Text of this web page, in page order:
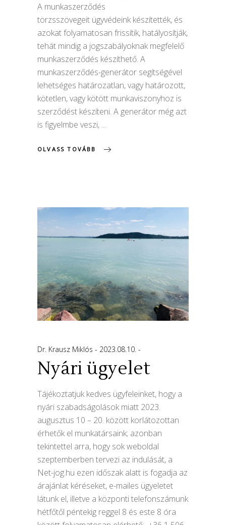
A munkaszerződés
törzsszövegeit ügyvédeink készítették, és
azokat folyamatosan frissítik, hatályosítják,
tehát mindig a jogszabályoknak megfelelő
munkaszerződés készíthető. A
munkaszerződés-generátor segítségével
lehetséges határozatlan, vagy határozott,
kötetlen, vagy kötött munkaviszonyhoz is
szerződést készíteni. A generátor még azt
is figyelmbe veszi,
OLVASS TOVÁBB
Dr. Krausz Miklós 2023.08.10.
Nyári ügyelet
Tájékoztatjuk kedves ügyfeleinket, hogy a
nyári szabadságolások miatt 2023.
augusztus 10 – 20. között korlátozottan
érhetők el munkatársaink; azonban
tekintettel arra, hogy sok weboldal
szeptemberben tervezi az indulását, a
Net-jog.hu ezen időszak alatt is fogadja az
árajánlat kéréseket, e-mailes ügyeletet
látunk el, illetve a központi telefonszámunk
hétfőtől péntekig reggel 8 és este 8 óra